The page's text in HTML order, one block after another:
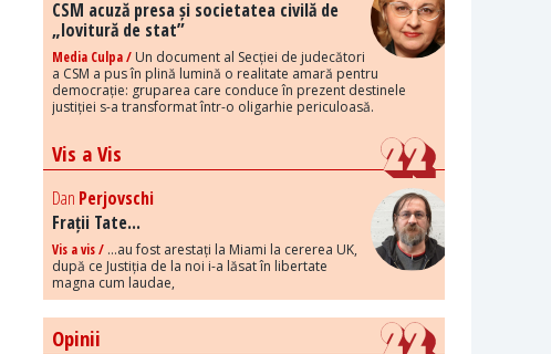
CSM acuză presa și societatea civilă de
„lovitură de stat”
Media Culpa / Un document al Secției de judecători
a CSM a pus în plină lumină o realitate amară pentru
democrație: gruparea care conduce în prezent destinele
justiției s-a transformat într-o oligarhie periculoasă.
Vis a Vis
Dan Perjovschi
Frații Tate...
Vis a vis / ...au fost arestați la Miami la cererea UK,
după ce Justiția de la noi i-a lăsat în libertate
magna cum laudae,
Opinii